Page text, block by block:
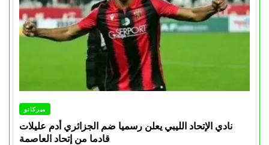
ميركاتو
نادي الإتحاد الليبي يعلن رسميا ضم الجزائري أدم عليلات
قادما من إتحاد العاصمة